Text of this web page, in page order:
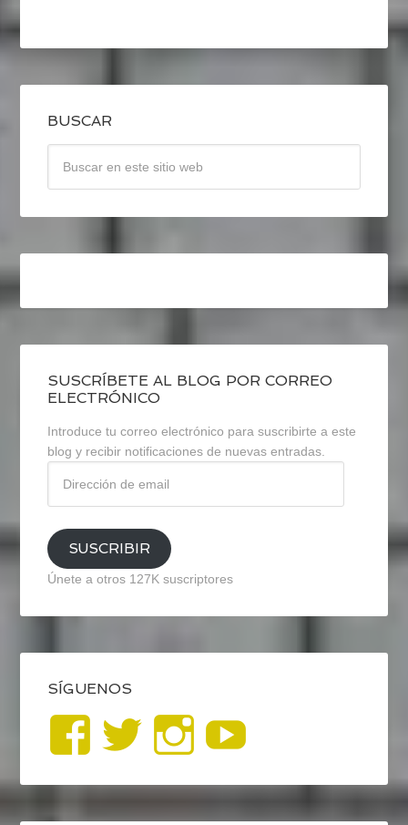
BUSCAR
SUSCRÍBETE AL BLOG POR CORREO
ELECTRÓNICO
Introduce tu correo electrónico para suscribirte a este
blog y recibir notificaciones de nuevas entradas.
email
SUSCRIBIR
Únete a otros 127K suscriptores
SÍGUENOS
Ver
perfil
Ver
perfil
Ver
perfil